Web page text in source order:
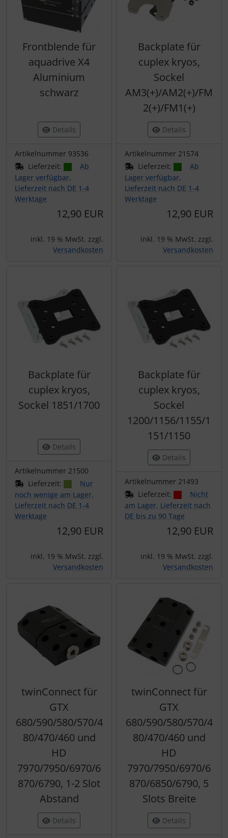
Frontblende für
aquadrive X4
Aluminium
schwarz
Details
Artikelnummer 93536
Lieferzeit:
Ab
Lager verfügbar,
Lieferzeit nach DE 1-4
Werktage
12,90 EUR
inkl. 19 % MwSt. zzgl.
Versandkosten
Backplate für
cuplex kryos,
Sockel
AM3(+)/AM2(+)/FM
2(+)/FM1(+)
Details
Artikelnummer 21574
Lieferzeit:
Ab
Lager verfügbar,
Lieferzeit nach DE 1-4
Werktage
12,90 EUR
inkl. 19 % MwSt. zzgl.
Versandkosten
Backplate für
cuplex kryos,
Sockel 1851/1700
Details
Artikelnummer 21500
Lieferzeit:
Nur
noch wenige am Lager,
Lieferzeit nach DE 1-4
Werktage
12,90 EUR
inkl. 19 % MwSt. zzgl.
Versandkosten
Backplate für
cuplex kryos,
Sockel
1200/1156/1155/1
151/1150
Details
Artikelnummer 21493
Lieferzeit:
Nicht
am Lager, Lieferzeit nach
DE bis zu 90 Tage
12,90 EUR
inkl. 19 % MwSt. zzgl.
Versandkosten
twinConnect für
GTX
680/590/580/570/4
80/470/460 und
HD
7970/7950/6970/6
870/6790, 1-2 Slot
Abstand
Details
twinConnect für
GTX
680/590/580/570/4
80/470/460 und
HD
7970/7950/6970/6
870/6850/6790, 5
Slots Breite
Details